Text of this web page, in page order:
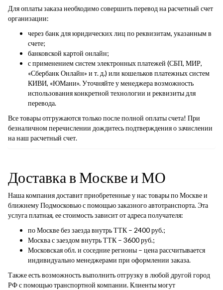
Для оплаты заказа необходимо совершить перевод на расчетный счет
организации:
через банк для юридических лиц по реквизитам, указанным в
счете;
банковской картой онлайн;
с применением систем электронных платежей (СБП, МИР,
«Сбербанк Онлайн» и т. д.) или кошельков платежных систем
КИВИ, «ЮМани». Уточняйте у менеджера возможность
использования конкретной технологии и реквизиты для
перевода.
Все товары отгружаются только после полной оплаты счета! При
безналичном перечислении дождитесь подтверждения о зачислении
на наш расчетный счет.
Доставка в Москве и МО
Наша компания доставит приобретенные у нас товары по Москве и
ближнему Подмосковью с помощью заказного автотранспорта. Эта
услуга платная, ее стоимость зависит от адреса получателя:
по Москве без заезда внутрь ТТК – 2400 руб.;
Москва с заездом внутрь ТТК – 3600 руб.;
Московская обл. и соседние регионы – цена рассчитывается
индивидуально менеджерами при оформлении заказа.
Также есть возможность выполнить отгрузку в любой другой город
РФ с помощью транспортной компании. Клиенты могут